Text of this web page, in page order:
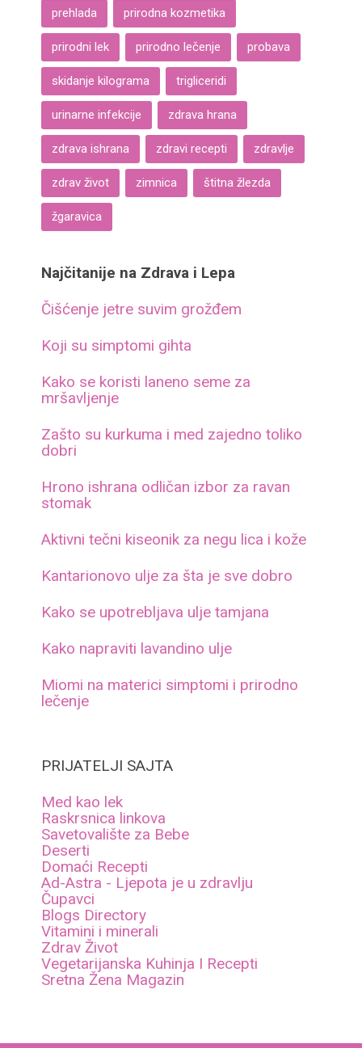
prehlada prirodna kozmetika
prirodni lek prirodno lečenje probava
skidanje kilograma trigliceridi
urinarne infekcije zdrava hrana
zdrava ishrana zdravi recepti zdravlje
zdrav život zimnica štitna žlezda
žgaravica
Najčitanije na Zdrava i Lepa
Čišćenje jetre suvim grožđem
Koji su simptomi gihta
Kako se koristi laneno seme za
mršavljenje
Zašto su kurkuma i med zajedno toliko
dobri
Hrono ishrana odličan izbor za ravan
stomak
Aktivni tečni kiseonik za negu lica i kože
Kantarionovo ulje za šta je sve dobro
Kako se upotrebljava ulje tamjana
Kako napraviti lavandino ulje
Miomi na materici simptomi i prirodno
lečenje
PRIJATELJI SAJTA
Med kao lek
Raskrsnica linkova
Savetovalište za Bebe
Deserti
Domaći Recepti
Ad-Astra - Ljepota je u zdravlju
Čupavci
Blogs Directory
Vitamini i minerali
Zdrav Život
Vegetarijanska Kuhinja I Recepti
Sretna Žena Magazin